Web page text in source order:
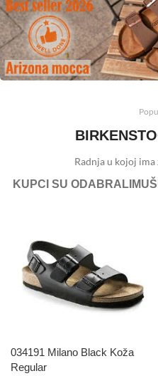
Radnja u kojoj ima
KUPCI SU ODABRALI
034191 Milano Black Koža
Regular